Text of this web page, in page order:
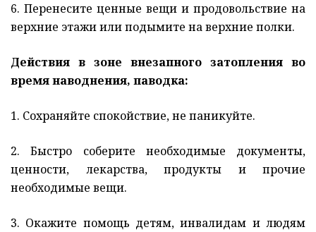
6. Перенесите ценные вещи и продовольствие на
верхние этажи или подымите на верхние полки.
Действия в зоне внезапного затопления во
время наводнения, паводка:
1. Сохраняйте спокойствие, не паникуйте.
2. Быстро соберите необходимые документы,
ценности, лекарства, продукты и прочие
необходимые вещи.
3. Окажите помощь детям, инвалидам и людям